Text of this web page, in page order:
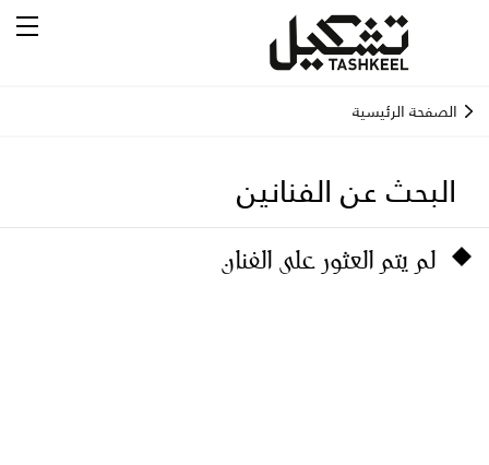
الصفحة الرئيسية
البحث عن الفنانين
لم يتم العثور على الفنان